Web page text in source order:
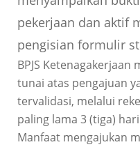
pekerjaan dan aktif
pengisian formulir
BPJS
tunai atas pengajuan
tervalidasi, melalui
paling lama 3 (tiga)
Manfaat mengajukan